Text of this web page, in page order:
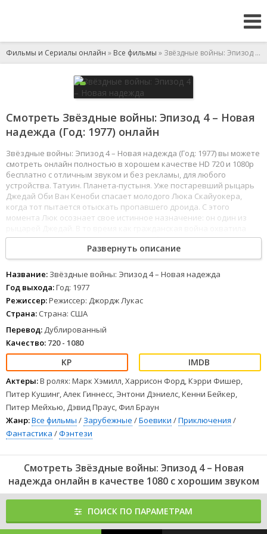
Фильмы и Сериалы онлайн » Все фильмы » Звёздные войны: Эпизод 4 – Новая надежда
Смотреть Звёздные войны: Эпизод 4 – Новая
надежда (Год: 1977) онлайн
Звёздные войны: Эпизод 4 – Новая надежда (Год: 1977) вы можете
смотреть онлайн полностью в хорошем качестве HD 720 и 1080p
бесплатно с отличным звуком и без рекламы, для любого
устройства. Татуин. Планета-пустыня. Уже постаревший рыцарь
Джедай Оби Ван Кеноби спасает молодого Люка Скайуокера,
когда тот пытается отыскать пропавшего дроида. С этого
момента Люк осознает свое истинное назначение: он один из
галактику, а войска повстанцев ведут бои против сил злого
Императора, к Люку и Оби Вану присоединяется отчаянный
пилот-наемник Хан Соло, и в сопровождении двух дроидов, R2D2
и C-3PO, этот необычный отряд отправляется на поиски
предводителя повстанцев – принцессы Леи. Героям предстоит
отчаянная схватка с устрашающим Дартом Вейдером – правой
рукой Императора и его секретным оружием – «Звездой Смерти».
12 34 5 678
Развернуть описание
Название: Звёздные войны: Эпизод 4 – Новая надежда
Год выхода:Год: 1977
Режиссер:Режиссер: Джордж Лукас
Страна: Страна: США
Перевод: Дублированный
Качество: 720 - 1080
Актеры:В ролях: Марк Хэмилл, Харрисон Форд, Кэрри Фишер,
Питер Кушинг, Алек Гиннесс, Энтони Дэниелс, Кенни Бейкер,
Питер Мейхью, Дэвид Праус, Фил Браун
Жанр:Все фильмы / Зарубежные /Боевики /Приключения /
Фантастика /Фэнтези
Смотреть Звёздные войны: Эпизод 4 – Новая
надежда онлайн в качестве 1080 с хорошим звуком
ПОИСК ПО ПАРАМЕТРАМ